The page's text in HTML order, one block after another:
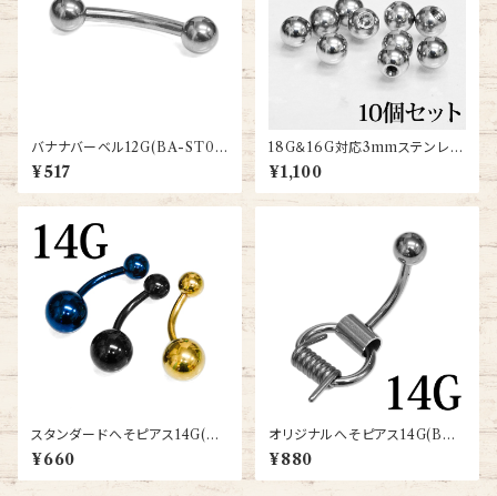
バナナバーベル12G(BA-ST00
3-4-12G-SS)
¥517
18G＆16G対応3mmステンレス
ネジパーツ(TBS-163-PK-SS)
¥1,100
スタンダードへそピアス14G(B
NTG-14G)
¥660
オリジナルへそピアス14G(BA-
BW-14G)
¥880